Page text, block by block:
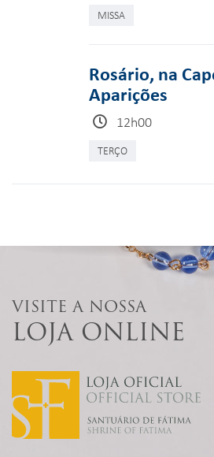
MISSA
Rosário, na
Aparições
12h00
TERÇO
VISITE A NOSSA
LOJA ONLINE